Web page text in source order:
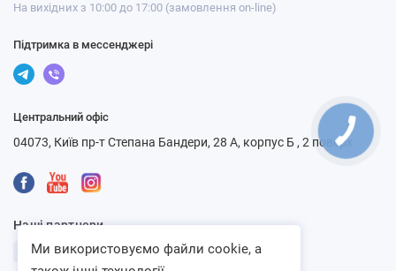
На вихідних з 10:00 до 17:00 (замовлення on-line)
Підтримка в мессенджері
Центральний офіс
04073, Київ пр-т Степана Бандери, 28 А, корпус Б , 2 поверх
Наші партнери
Ми використовуємо файли cookie, а